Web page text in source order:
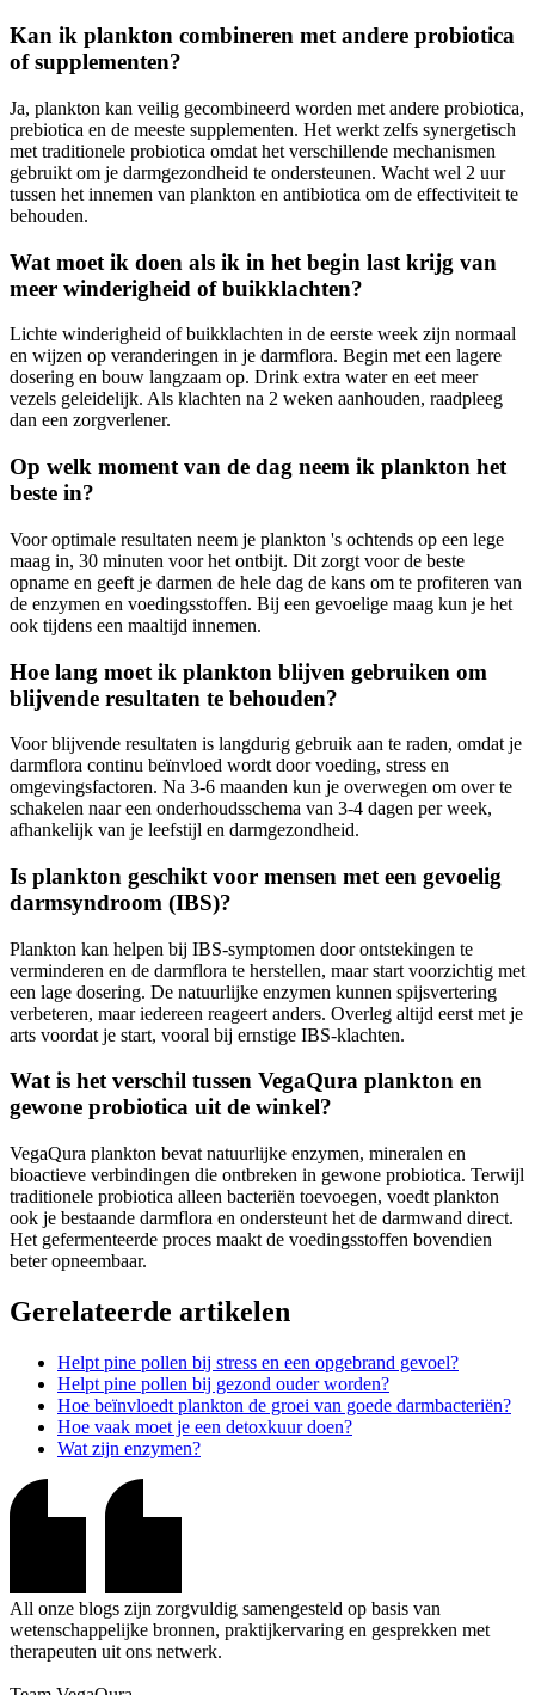
Kan ik plankton combineren met andere probiotica
of supplementen?
Ja, plankton kan veilig gecombineerd worden met andere probiotica,
prebiotica en de meeste supplementen. Het werkt zelfs synergetisch
met traditionele probiotica omdat het verschillende mechanismen
gebruikt om je darmgezondheid te ondersteunen. Wacht wel 2 uur
tussen het innemen van plankton en antibiotica om de effectiviteit te
behouden.
Wat moet ik doen als ik in het begin last krijg van
meer winderigheid of buikklachten?
Lichte winderigheid of buikklachten in de eerste week zijn normaal
en wijzen op veranderingen in je darmflora. Begin met een lagere
dosering en bouw langzaam op. Drink extra water en eet meer
vezels geleidelijk. Als klachten na 2 weken aanhouden, raadpleeg
dan een zorgverlener.
Op welk moment van de dag neem ik plankton het
beste in?
Voor optimale resultaten neem je plankton 's ochtends op een lege
maag in, 30 minuten voor het ontbijt. Dit zorgt voor de beste
opname en geeft je darmen de hele dag de kans om te profiteren van
de enzymen en voedingsstoffen. Bij een gevoelige maag kun je het
ook tijdens een maaltijd innemen.
Hoe lang moet ik plankton blijven gebruiken om
blijvende resultaten te behouden?
Voor blijvende resultaten is langdurig gebruik aan te raden, omdat je
darmflora continu beïnvloed wordt door voeding, stress en
omgevingsfactoren. Na 3-6 maanden kun je overwegen om over te
schakelen naar een onderhoudsschema van 3-4 dagen per week,
afhankelijk van je leefstijl en darmgezondheid.
Is plankton geschikt voor mensen met een gevoelig
darmsyndroom (IBS)?
Plankton kan helpen bij IBS-symptomen door ontstekingen te
verminderen en de darmflora te herstellen, maar start voorzichtig met
een lage dosering. De natuurlijke enzymen kunnen spijsvertering
verbeteren, maar iedereen reageert anders. Overleg altijd eerst met je
arts voordat je start, vooral bij ernstige IBS-klachten.
Wat is het verschil tussen VegaQura plankton en
gewone probiotica uit de winkel?
VegaQura plankton bevat natuurlijke enzymen, mineralen en
bioactieve verbindingen die ontbreken in gewone probiotica. Terwijl
traditionele probiotica alleen bacteriën toevoegen, voedt plankton
ook je bestaande darmflora en ondersteunt het de darmwand direct.
Het gefermenteerde proces maakt de voedingsstoffen bovendien
beter opneembaar.
Gerelateerde artikelen
Helpt pine pollen bij stress en een opgebrand gevoel?
Helpt pine pollen bij gezond ouder worden?
Hoe beïnvloedt plankton de groei van goede darmbacteriën?
Hoe vaak moet je een detoxkuur doen?
Wat zijn enzymen?
All onze blogs zijn zorgvuldig samengesteld op basis van
wetenschappelijke bronnen, praktijkervaring en gesprekken met
therapeuten uit ons netwerk.